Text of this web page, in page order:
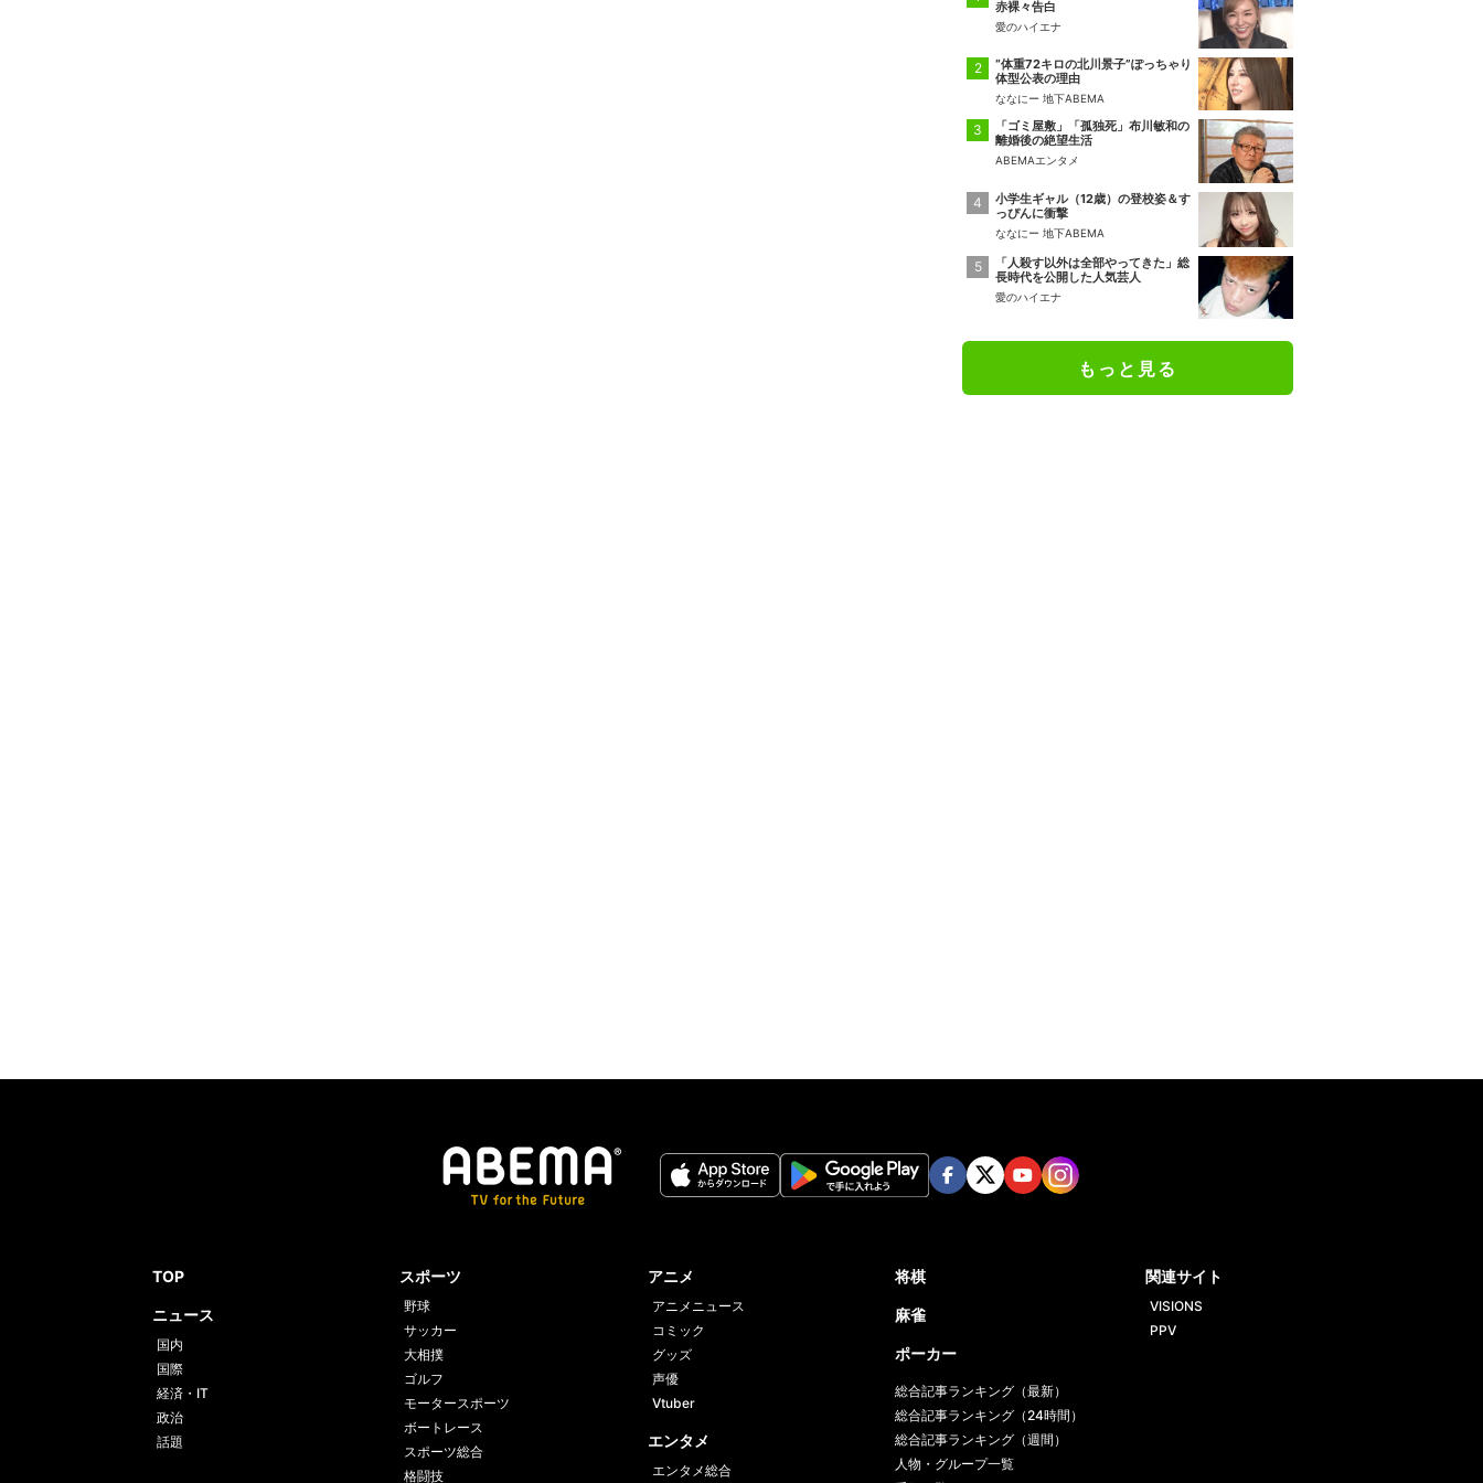
赤裸々告白
愛のハイエナ
“体重72キロの北川景子”ぽっちゃり
体型公表の理由
ななにー 地下ABEMA
「ゴミ屋敷」「孤独死」布川敏和の
離婚後の絶望生活
ABEMAエンタメ
小学生ギャル（12歳）の登校姿＆す
っぴんに衝撃
ななにー 地下ABEMA
「人殺す以外は全部やってきた」総
長時代を公開した人気芸人
愛のハイエナ
もっと見る
TOP
ニュース
国内
国際
経済・IT
政治
話題
スポーツ
野球
サッカー
大相撲
ゴルフ
モータースポーツ
ボートレース
スポーツ総合
格闘技
アニメ
アニメニュース
コミック
グッズ
声優
Vtuber
エンタメ
エンタメ総合
将棋
麻雀
ポーカー
総合記事ランキング（最新）
総合記事ランキング（24時間）
総合記事ランキング（週間）
人物・グループ一覧
関連サイト
VISIONS
PPV